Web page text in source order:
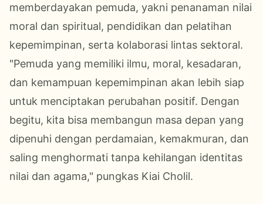
memberdayakan pemuda, yakni penanaman nilai
moral dan spiritual, pendidikan dan pelatihan
kepemimpinan, serta kolaborasi lintas sektoral.
"Pemuda yang memiliki ilmu, moral, kesadaran,
dan kemampuan kepemimpinan akan lebih siap
untuk menciptakan perubahan positif. Dengan
begitu, kita bisa membangun masa depan yang
dipenuhi dengan perdamaian, kemakmuran, dan
saling menghormati tanpa kehilangan identitas
nilai dan agama," pungkas Kiai Cholil.